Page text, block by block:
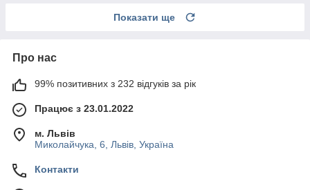
Показати ще
Про нас
99% позитивних з 232 відгуків за рік
Працює з 23.01.2022
м. Львів
Миколайчука, 6, Львів, Україна
Контакти